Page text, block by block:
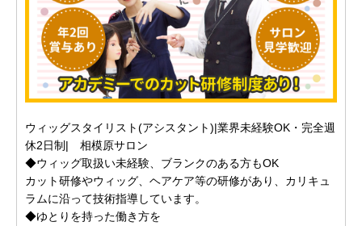
ウィッグスタイリスト(アシスタント)|業界未経験OK・完全週
休2日制| 相模原サロン
◆ウィッグ取扱い未経験、ブランクのある方もOK
カット研修やウィッグ、ヘアケア等の研修があり、カリキュ
ラムに沿って技術指導しています。
◆ゆとりを持った働き方を